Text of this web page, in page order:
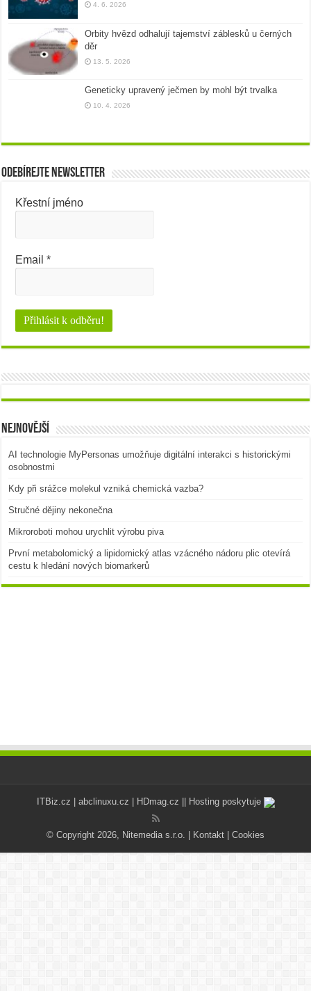
4. 6. 2026
Orbity hvězd odhalují tajemství záblesků u černých
děr
13. 5. 2026
Geneticky upravený ječmen by mohl být trvalka
10. 4. 2026
Odebírejte newsletter
Křestní jméno
Email*
Nejnovější
AI technologie MyPersonas umožňuje digitální interakci s historickými
osobnostmi
Kdy při srážce molekul vzniká chemická vazba?
Stručné dějiny nekonečna
Mikroroboti mohou urychlit výrobu piva
První metabolomický a lipidomický atlas vzácného nádoru plic otevírá
cestu k hledání nových biomarkerů
ITBiz.cz abclinuxu.cz HDmag.cz || Hosting poskytuje
© Copyright 2026, Nitemedia s.r.o. | Kontakt Cookies